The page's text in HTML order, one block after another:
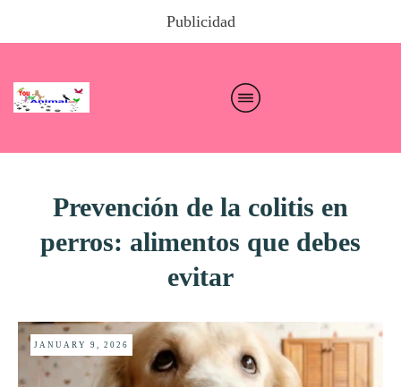
Publicidad
Prevención de la colitis en
perros: alimentos que debes
evitar
JANUARY 9, 2026